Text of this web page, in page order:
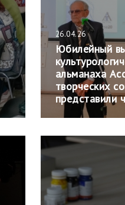
26.04.26
Юбилейный
альманаха
творческих
представили